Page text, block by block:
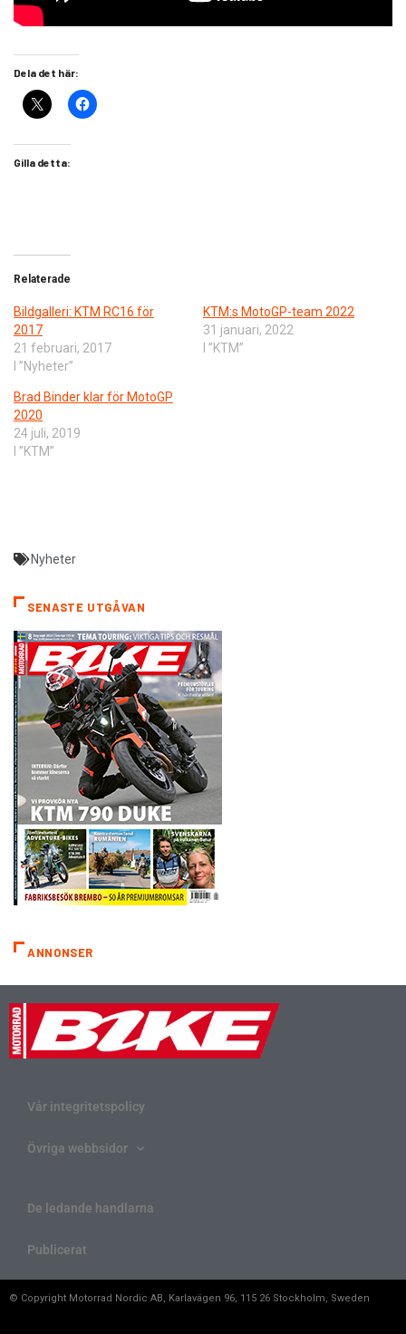
Dela det här:
Gilla detta:
Relaterade
Bildgalleri: KTM RC16 för
2017
21 februari, 2017
I ”Nyheter”
KTM:s MotoGP-team 2022
31 januari, 2022
I ”KTM”
Brad Binder klar för MotoGP
2020
24 juli, 2019
I ”KTM”
Nyheter
SENASTE UTGÅVAN
ANNONSER
Vår integritetspolicy
Övriga webbsidor
De ledande handlarna
Publicerat
© Copyright Motorrad Nordic AB, Karlavägen 96, 115 26 Stockholm, Sweden